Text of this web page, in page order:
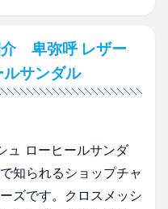
介 卑弥呼 レザー
サンダル
ュ ローヒールサンダ
知られるショップチャ
ズです。クロスメッシ